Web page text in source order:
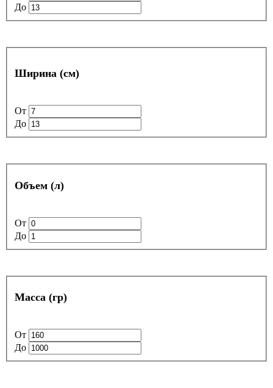
До
Ширина (см)
От
До
Объем (л)
От
До
Масса (гр)
От
До